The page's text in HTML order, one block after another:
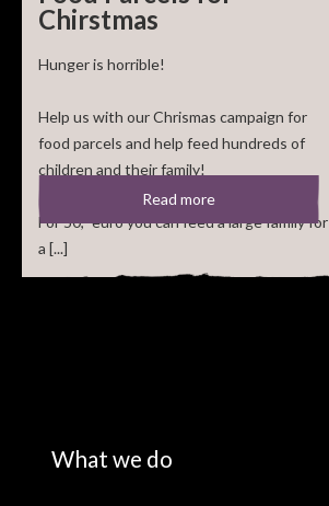
Chirstmas
Hunger is horrible!
Help us with our Chrismas campaign for
food parcels and help feed hundreds of
children and their family!
For 50,- euro you can feed a large family for
a [...]
Read more
What we do